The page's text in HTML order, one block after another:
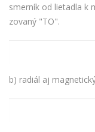
smerník od lietadla k
zovaný "TO".
b) radiál aj